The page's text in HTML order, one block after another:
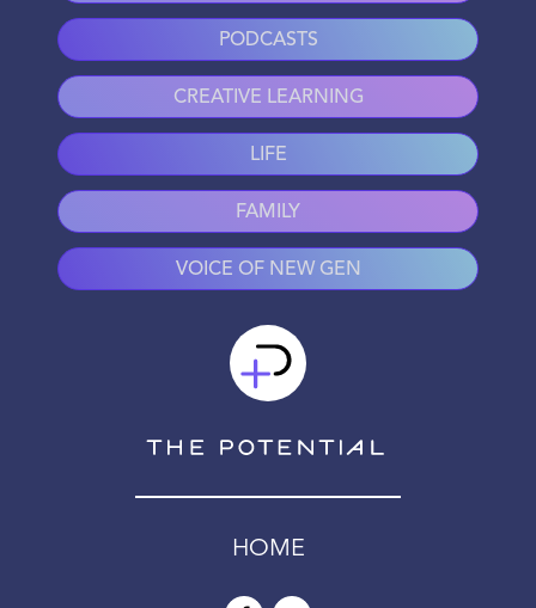
PODCASTS
CREATIVE LEARNING
LIFE
FAMILY
VOICE OF NEW GEN
HOME